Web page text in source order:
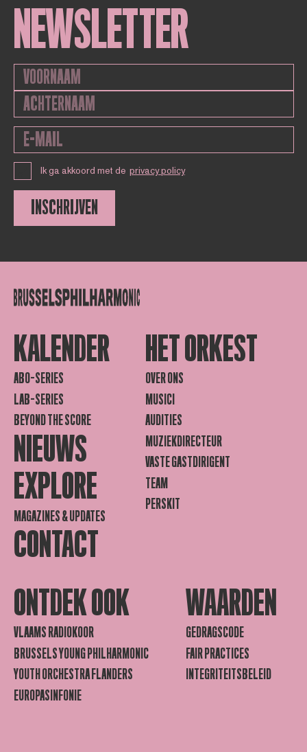
NEWSLETTER
Ik ga akkoord met de privacy policy
INSCHRIJVEN
KALENDER
ABO-SERIES
LAB-SERIES
BEYOND THE SCORE
NIEUWS
EXPLORE
MAGAZINES & UPDATES
CONTACT
HET ORKEST
OVER ONS
MUSICI
AUDITIES
MUZIEKDIRECTEUR
VASTE GASTDIRIGENT
TEAM
PERSKIT
ONTDEK OOK
VLAAMS RADIOKOOR
BRUSSELS YOUNG PHILHARMONIC
YOUTH ORCHESTRA FLANDERS
EUROPASINFONIE
WAARDEN
GEDRAGSCODE
FAIR PRACTICES
INTEGRITEITSBELEID